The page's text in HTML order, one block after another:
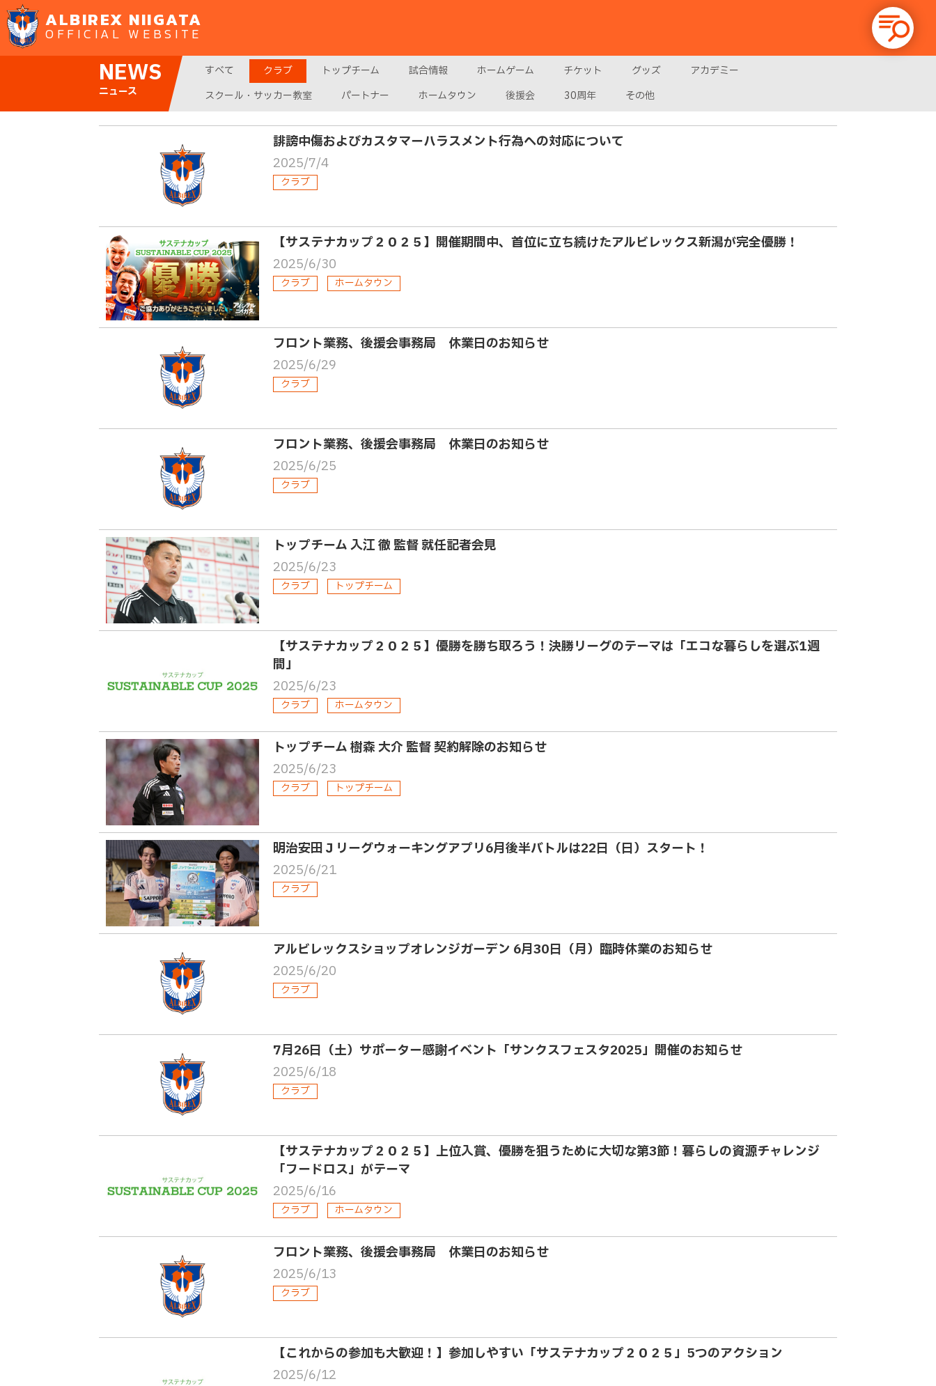
ALBIREX NIIGATA
OFFICIAL WEBSITE
NEWS
ニュース
すべて クラブ トップチーム 試合情報 ホームゲーム チケット グッズ
アカデミー
スクール・サッカー教室
パートナー ホームタウン 後援会 30周年 その他
誹謗中傷およびカスタマーハラスメント行為への対応について
2025/7/4
クラブ
【サステナカップ２０２５】開催期間中、首位に立ち続けたアルビレックス新潟が完全優勝！
2025/6/30
クラブ ホームタウン
フロント業務、後援会事務局 休業日のお知らせ
2025/6/29
クラブ
フロント業務、後援会事務局 休業日のお知らせ
2025/6/25
クラブ
トップチーム 入江 徹 監督 就任記者会見
2025/6/23
クラブ トップチーム
【サステナカップ２０２５】優勝を勝ち取ろう！決勝リーグのテーマは「エコな暮らしを選ぶ1週
間」
2025/6/23
クラブ ホームタウン
トップチーム 樹森 大介 監督 契約解除のお知らせ
2025/6/23
クラブ トップチーム
明治安田Ｊリーグウォーキングアプリ6月後半バトルは22日（日）スタート！
2025/6/21
クラブ
アルビレックスショップオレンジガーデン 6月30日（月）臨時休業のお知らせ
2025/6/20
クラブ
7月26日（土）サポーター感謝イベント「サンクスフェスタ2025」開催のお知らせ
2025/6/18
クラブ
【サステナカップ２０２５】上位入賞、優勝を狙うために大切な第3節！暮らしの資源チャレンジ
「フードロス」がテーマ
2025/6/16
クラブ ホームタウン
フロント業務、後援会事務局 休業日のお知らせ
2025/6/13
クラブ
【これからの参加も大歓迎！】参加しやすい「サステナカップ２０２５」5つのアクション
2025/6/12